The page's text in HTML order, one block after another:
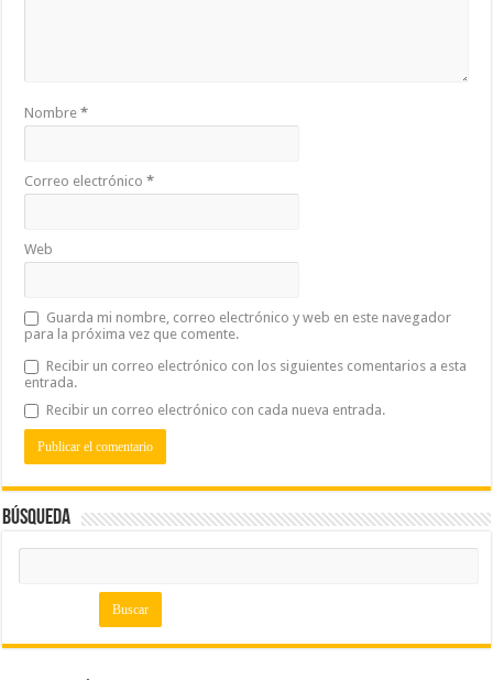
Nombre*
Correo electrónico*
Web
Guarda mi nombre, correo electrónico y web en este navegador
para la próxima vez que comente.
Recibir un correo electrónico con los siguientes comentarios a esta
entrada.
Recibir un correo electrónico con cada nueva entrada.
Búsqueda